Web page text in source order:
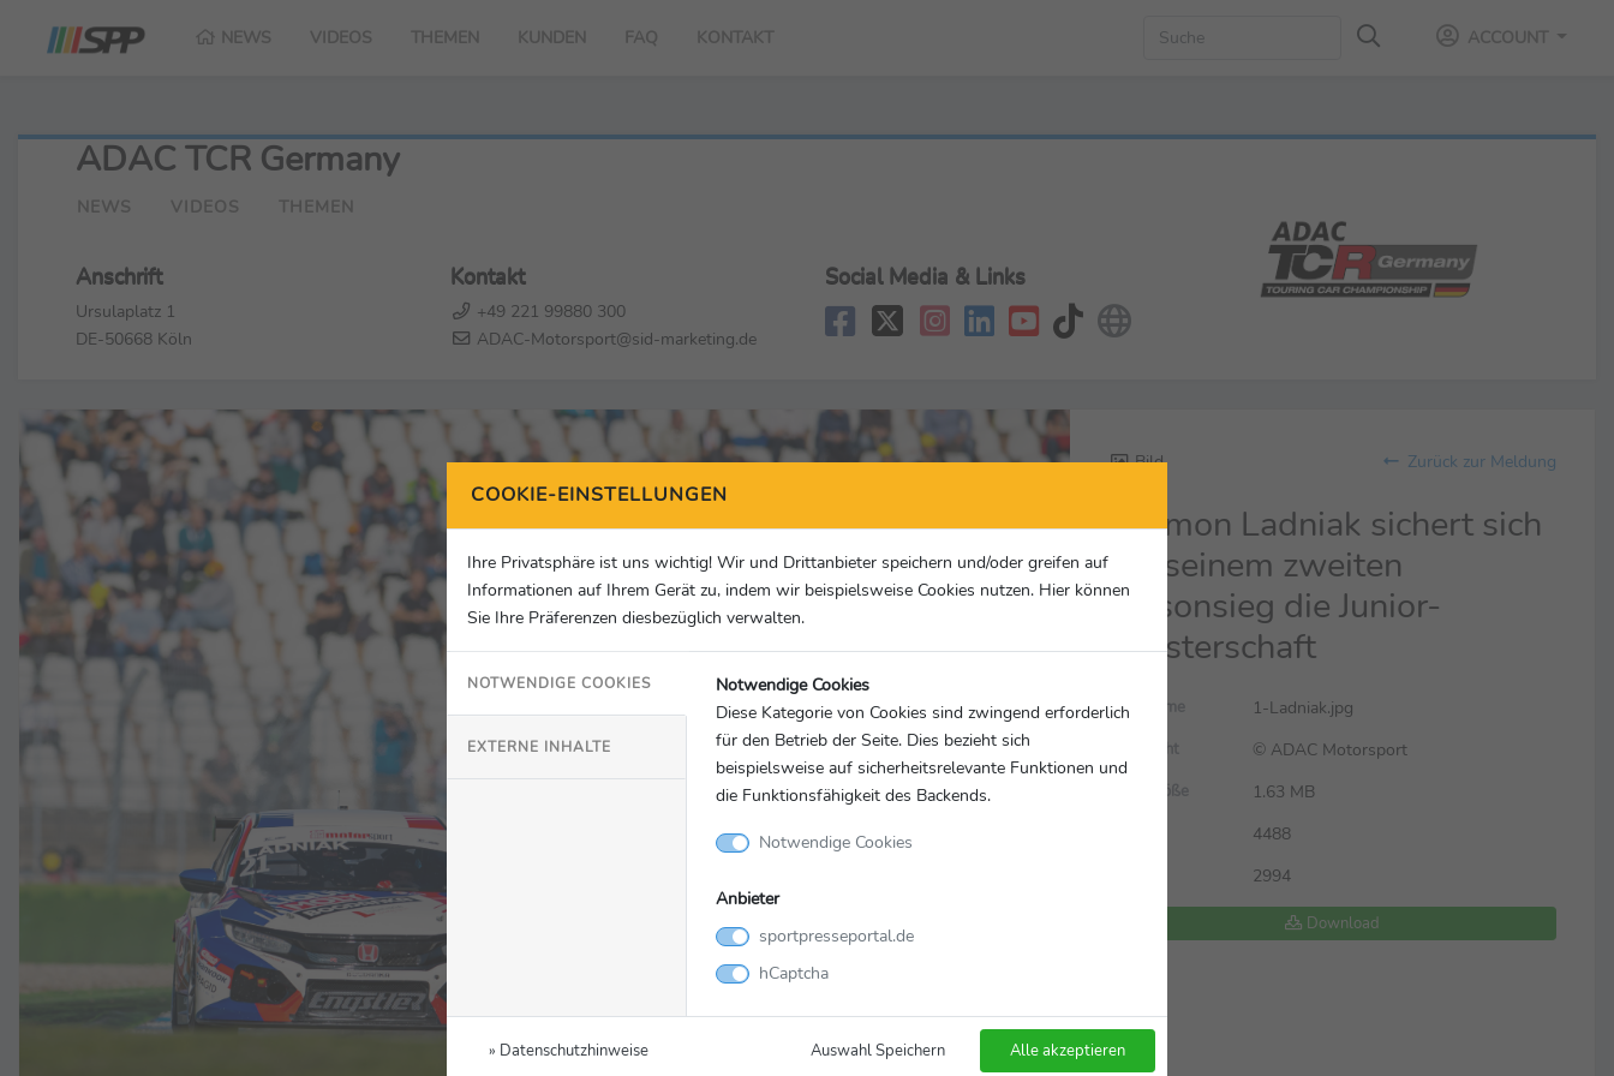
NEWS VIDEOS THEMEN KUNDEN FAQ KONTAKT ACCOUNT
ADAC TCR Germany
NEWS VIDEOS THEMEN
Anschrift
Ursulaplatz 1
DE-50668 Köln
Kontakt
+49 221 99880 300
ADAC-Motorsport@sid-marketing.de
Social Media & Links
Bild Zurück zur Meldung
Szymon Ladniak sichert sich
bei seinem zweiten
Saisonsieg die Junior-
Meisterschaft
Dateiname 1-Ladniak.jpg
Copyright © ADAC Motorsport
Dateigröße 1.63 MB
4488
2994
Download
COOKIE-EINSTELLUNGEN
Ihre Privatsphäre ist uns wichtig! Wir und Drittanbieter speichern und/oder greifen auf
Informationen auf Ihrem Gerät zu, indem wir beispielsweise Cookies nutzen. Hier können
Sie Ihre Präferenzen diesbezüglich verwalten.
NOTWENDIGE COOKIES
EXTERNE INHALTE
Notwendige Cookies
Diese Kategorie von Cookies sind zwingend erforderlich
für den Betrieb der Seite. Dies bezieht sich
beispielsweise auf sicherheitsrelevante Funktionen und
die Funktionsfähigkeit des Backends.
Notwendige Cookies
Anbieter
sportpresseportal.de
hCaptcha
» Datenschutzhinweise Auswahl Speichern Alle akzeptieren